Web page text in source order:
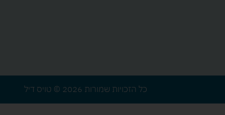
כל הזכויות שמורות 2026 © טויס דיל